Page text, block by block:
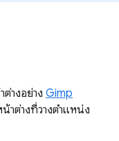
างอย่าง Gimp
าต่างที่วางตำแหน่ง